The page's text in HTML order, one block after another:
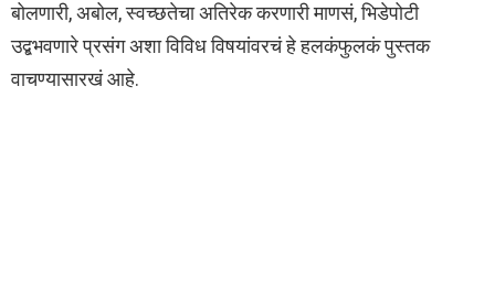
बोलणारी, अबोल, स्वच्छतेचा अतिरेक करणारी माणसं, भिडेपोटी
उद्बभवणारे प्रसंग अशा विविध विषयांवरचं हे हलकंफुलकं पुस्तक
वाचण्यासारखं आहे.